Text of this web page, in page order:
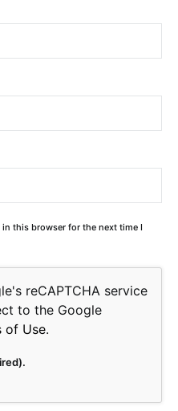
in this browser for the next time I
reCAPTCHA service
to the Google
of Use.